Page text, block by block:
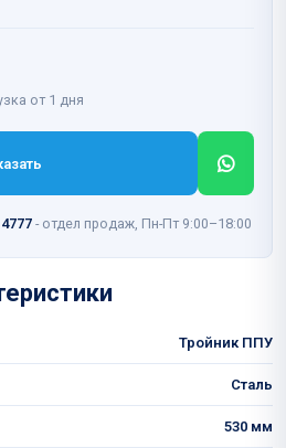
от 1 дня
- отдел продаж, Пн-Пт 9:00–18:00
Тройник ППУ
Сталь
530 мм